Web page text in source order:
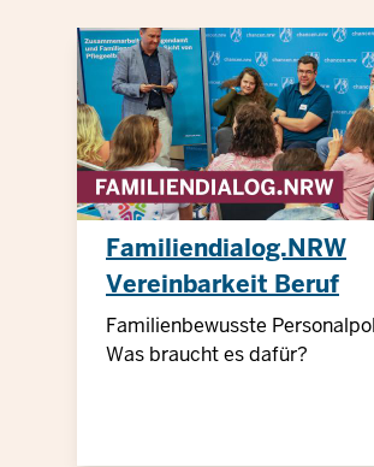
Familiendialog.NRW
Vereinbarkeit Beruf
Familie Pflege
Familienbewusste
Was braucht es dafür?